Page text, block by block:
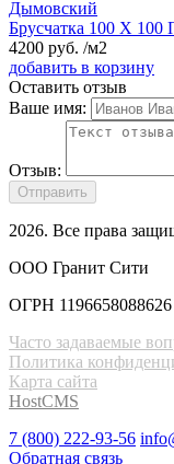
Брусчатка 100 Х
4200 руб. /м2
добавить в корзину
Оставить отзыв
Ваше имя:
Отзыв:
Отправить
2026. Все права
ООО Гранит Сити
ОГРН 1196658088626
Часто задаваемые
Политика
Карта сайта
HostCMS
7 (800) 222-93-56
Обратная связь